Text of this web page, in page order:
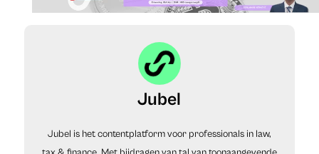
Jubel
Jubel is het contentplatform voor professionals in law,